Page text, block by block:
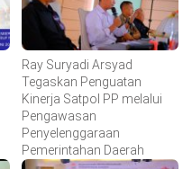
Ray Suryadi Arsyad
Tegaskan Penguatan
Kinerja Satpol PP melalui
Pengawasan
Penyelenggaraan
Pemerintahan Daerah